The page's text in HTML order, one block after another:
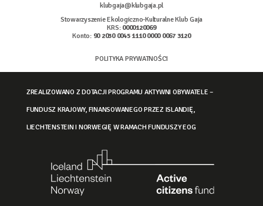
klubgaja@klubgaja.pl
Stowarzyszenie Ekologiczno-Kulturalne Klub Gaja
KRS: 0000120069
Konto: 90 2030 0045 1110 0000 0067 3120
POLITYKA PRYWATNOŚCI
ZREALIZOWANO Z DOTACJI PROGRAMU AKTYWNI OBYWATELE –
FUNDUSZ KRAJOWY, FINANSOWANEGO PRZEZ ISLANDIĘ,
LIECHTENSTEIN I NORWEGIĘ W RAMACH FUNDUSZY EOG